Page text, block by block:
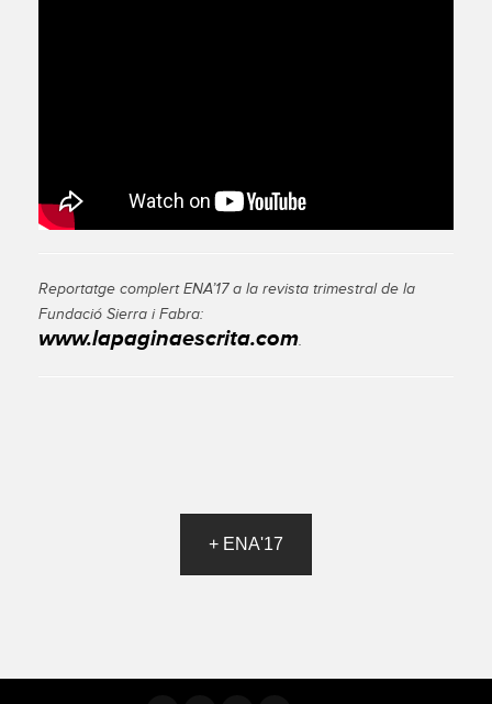
Reportatge complert ENA’17 a la revista trimestral de la
Fundació Sierra i Fabra:
www.lapaginaescrita.com.
+ ENA'17